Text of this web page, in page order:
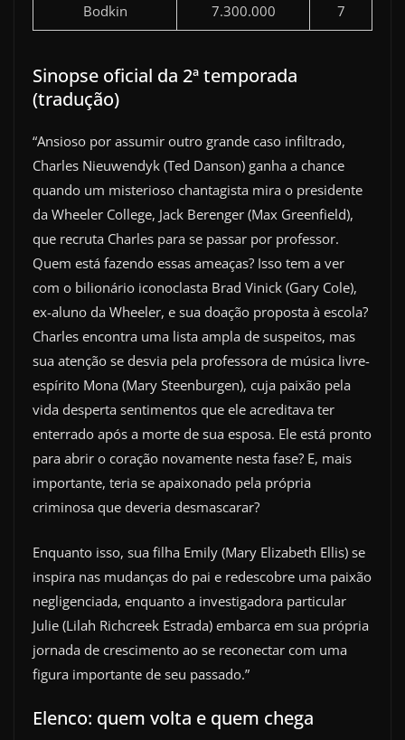
Bodkin 7.300.000 7
Sinopse oficial da 2ª temporada
(tradução)
“Ansioso por assumir outro grande caso infiltrado,
Charles Nieuwendyk (Ted Danson) ganha a chance
quando um misterioso chantagista mira o presidente
da Wheeler College, Jack Berenger (Max Greenfield),
que recruta Charles para se passar por professor.
Quem está fazendo essas ameaças? Isso tem a ver
com o bilionário iconoclasta Brad Vinick (Gary Cole),
ex-aluno da Wheeler, e sua doação proposta à escola?
Charles encontra uma lista ampla de suspeitos, mas
sua atenção se desvia pela professora de música livre-
espírito Mona (Mary Steenburgen), cuja paixão pela
vida desperta sentimentos que ele acreditava ter
enterrado após a morte de sua esposa. Ele está pronto
para abrir o coração novamente nesta fase? E, mais
importante, teria se apaixonado pela própria
criminosa que deveria desmascarar?
Enquanto isso, sua filha Emily (Mary Elizabeth Ellis) se
inspira nas mudanças do pai e redescobre uma paixão
negligenciada, enquanto a investigadora particular
Julie (Lilah Richcreek Estrada) embarca em sua própria
jornada de crescimento ao se reconectar com uma
figura importante de seu passado.”
Elenco: quem volta e quem chega